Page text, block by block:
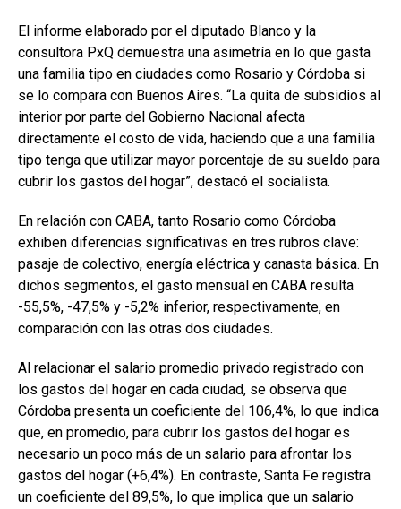
El informe elaborado por el diputado Blanco y la
consultora PxQ demuestra una asimetría en lo que gasta
una familia tipo en ciudades como Rosario y Córdoba si
se lo compara con Buenos Aires. “La quita de subsidios al
interior por parte del Gobierno Nacional afecta
directamente el costo de vida, haciendo que a una familia
tipo tenga que utilizar mayor porcentaje de su sueldo para
cubrir los gastos del hogar”, destacó el socialista.
En relación con CABA, tanto Rosario como Córdoba
exhiben diferencias significativas en tres rubros clave:
pasaje de colectivo, energía eléctrica y canasta básica. En
dichos segmentos, el gasto mensual en CABA resulta
-55,5%, -47,5% y -5,2% inferior, respectivamente, en
comparación con las otras dos ciudades.
Al relacionar el salario promedio privado registrado con
los gastos del hogar en cada ciudad, se observa que
Córdoba presenta un coeficiente del 106,4%, lo que indica
que, en promedio, para cubrir los gastos del hogar es
necesario un poco más de un salario para afrontar los
gastos del hogar (+6,4%). En contraste, Santa Fe registra
un coeficiente del 89,5%, lo que implica que un salario